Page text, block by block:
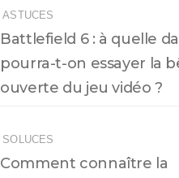
ASTUCES
Battlefield 6 : à quelle
pourra-t-on essayer la
ouverte du jeu vidéo ?
SOLUCES
Comment connaître la